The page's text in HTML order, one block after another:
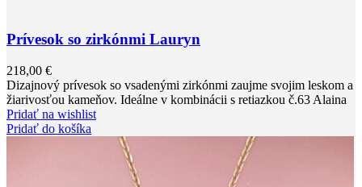
Prívesok so zirkónmi Lauryn
218,00 €
Dizajnový prívesok so vsadenými zirkónmi zaujme svojim leskom a
žiarivosťou kameňov. Ideálne v kombinácii s retiazkou č.63 Alaina
Pridať na wishlist
Pridať do košíka